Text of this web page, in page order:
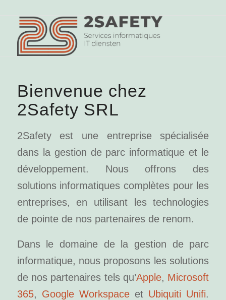
Bienvenue chez
2Safety SRL
2Safety est une entreprise spécialisée
dans la gestion de parc informatique et le
développement. Nous offrons des
solutions informatiques complètes pour les
entreprises, en utilisant les technologies
de pointe de nos partenaires de renom.
Dans le domaine de la gestion de parc
informatique, nous proposons les solutions
de nos partenaires tels qu’Apple, Microsoft
365, Google Workspaceet Ubiquiti Unifi.